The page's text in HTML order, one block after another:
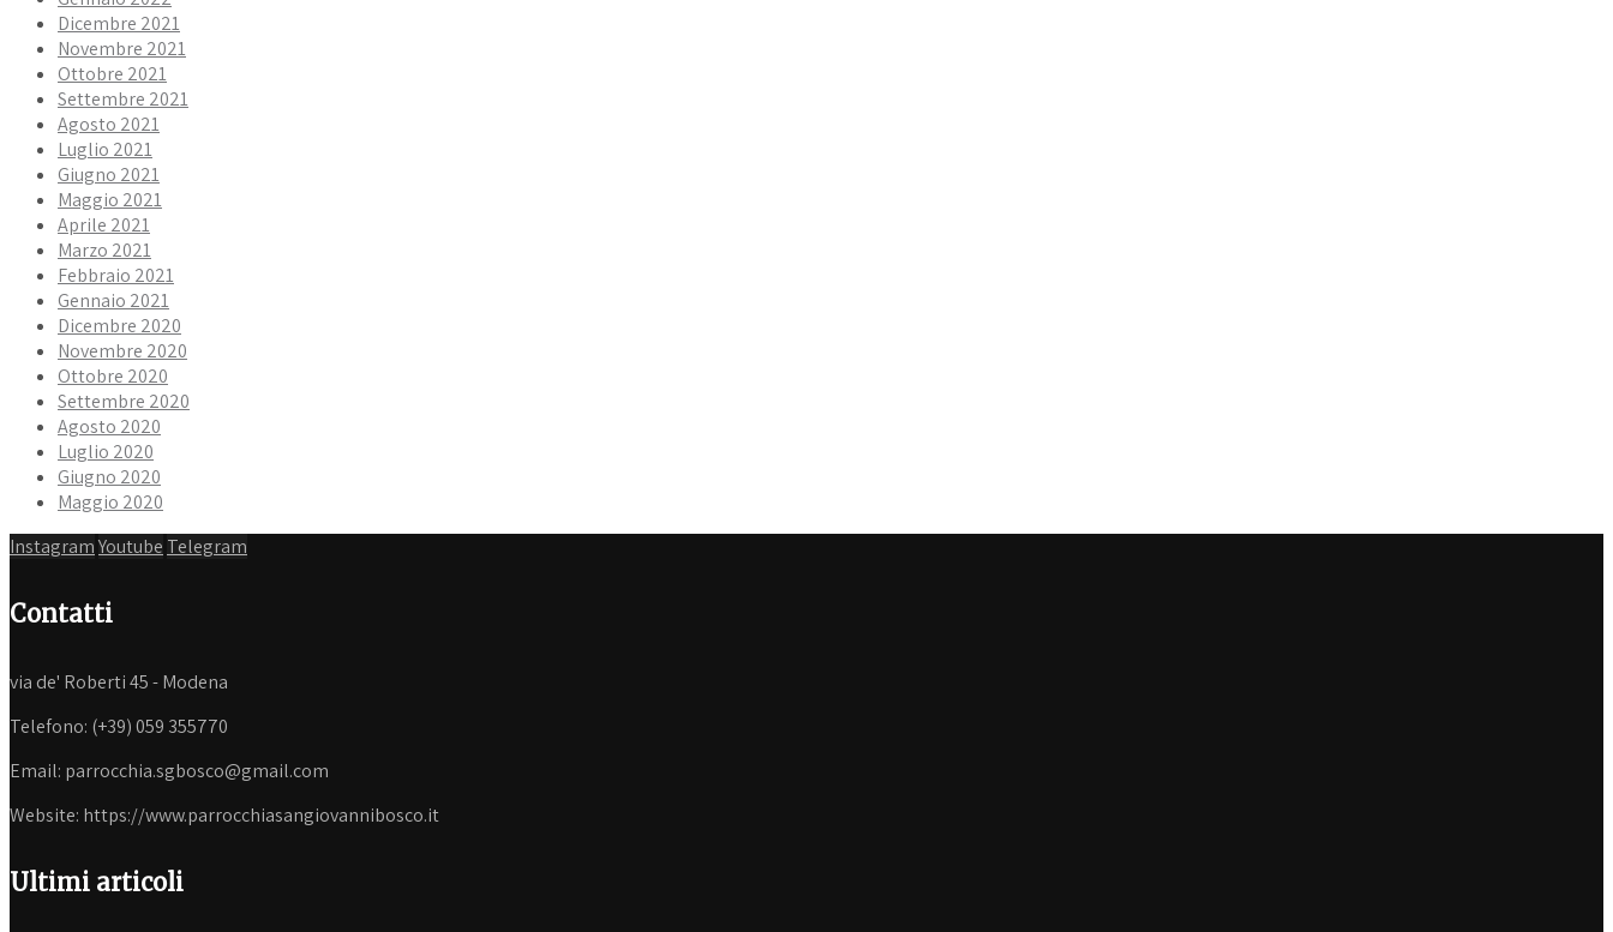
Dicembre 2021
Novembre 2021
Ottobre 2021
Settembre 2021
Agosto 2021
Luglio 2021
Giugno 2021
Maggio 2021
Aprile 2021
Marzo 2021
Febbraio 2021
Gennaio 2021
Dicembre 2020
Novembre 2020
Ottobre 2020
Settembre 2020
Agosto 2020
Luglio 2020
Giugno 2020
Maggio 2020
InstagramYoutube Telegram
Contatti
via de' Roberti 45 - Modena
Telefono: (+39) 059 355770
Email: parrocchia.sgbosco@gmail.com
Website: https://www.parrocchiasangiovannibosco.it
Ultimi articoli